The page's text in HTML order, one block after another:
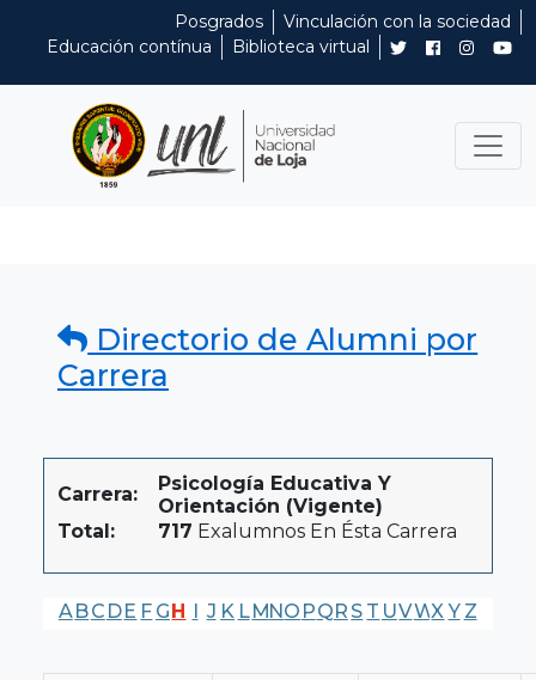
Posgrados
Vinculación con la sociedad
Educación contínua
Biblioteca virtual
Directorio de Alumni por
Carrera
Carrera:
Psicología Educativa Y
Orientación (Vigente)
Total:
717 Exalumnos En Ésta Carrera
A BC DE F GH I J K LMNO PQR S T UVWX Y Z